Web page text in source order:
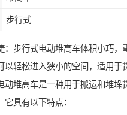
步行式
：步行式电动堆高车体积小巧，
以轻松进入狭小的空间，适用于
动堆高车是一种用于搬运和堆垛
它具有以下特点：